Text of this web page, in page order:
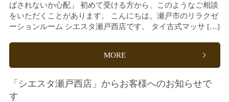
ばされないか心配」 初めて受ける方から、このようなご相談
をいただくことがあります。 こんにちは。瀬戸市のリラクゼ
ーションルーム シエスタ瀬戸西店です。 タイ古式マッサ […]
MORE
「シエスタ瀬戸西店」からお客様へのお知らせで
す